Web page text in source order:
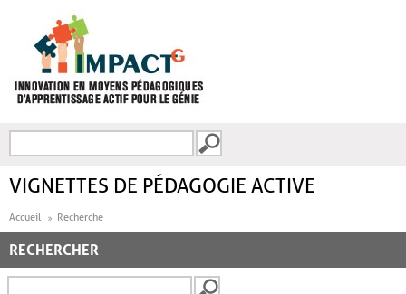
FORMULAIRE DE
VIGNETTES DE PÉDAGOGIE ACTIVE
Accueil Recherche
RECHERCHER